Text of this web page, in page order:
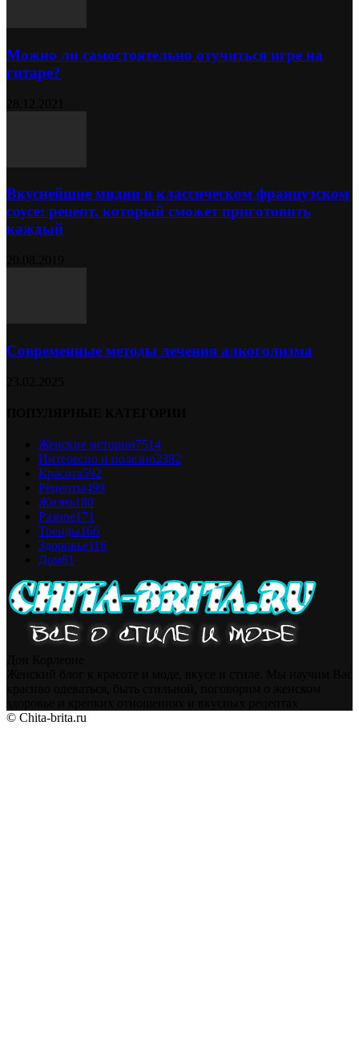
Можно ли самостоятельно отучиться игре на
гитаре?
Вкуснейшие мидии в классическом французском
соусе: рецепт, который сможет приготовить
каждый
Современные методы лечения алкоголизма
Женские истории7514
Интересно и полезно2382
Красота592
Рецепты499
Жизнь180
Разное171
Тренды166
Здоровье116
Дом81
© Chita-brita.ru